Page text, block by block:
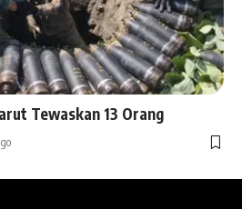
Tewaskan 13 Orang